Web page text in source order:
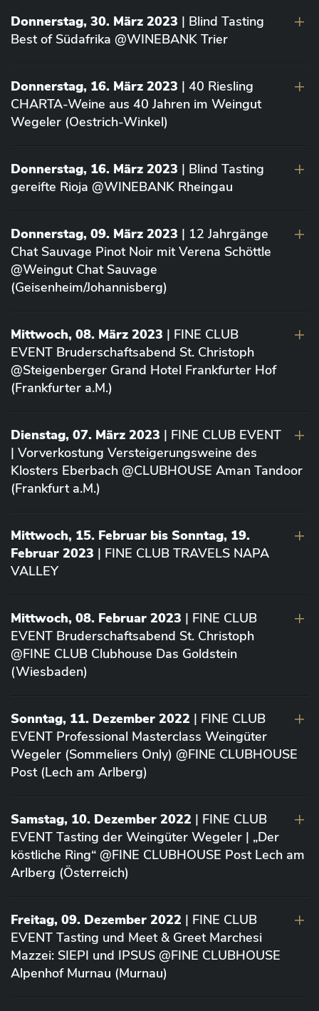
Donnerstag, 30. März 2023 | Blind Tasting
Best of Südafrika @WINEBANK Trier
Donnerstag, 16. März 2023 | 40 Riesling
CHARTA-Weine aus 40 Jahren im Weingut
Wegeler (Oestrich-Winkel)
Donnerstag, 16. März 2023 | Blind Tasting
gereifte Rioja @WINEBANK Rheingau
Donnerstag, 09. März 2023 | 12 Jahrgänge
Chat Sauvage Pinot Noir mit Verena Schöttle
@Weingut Chat Sauvage
(Geisenheim/Johannisberg)
Mittwoch, 08. März 2023 | FINE CLUB
EVENT Bruderschaftsabend St. Christoph
@Steigenberger Grand Hotel Frankfurter Hof
(Frankfurter a.M.)
Dienstag, 07. März 2023 | FINE CLUB EVENT
| Vorverkostung Versteigerungsweine des
Klosters Eberbach @CLUBHOUSE Aman Tandoor
(Frankfurt a.M.)
Mittwoch, 15. Februar bis Sonntag, 19.
Februar 2023 | FINE CLUB TRAVELS NAPA
VALLEY
Mittwoch, 08. Februar 2023 | FINE CLUB
EVENT Bruderschaftsabend St. Christoph
@FINE CLUB Clubhouse Das Goldstein
(Wiesbaden)
Sonntag, 11. Dezember 2022 | FINE CLUB
EVENT Professional Masterclass Weingüter
Wegeler (Sommeliers Only) @FINE CLUBHOUSE
Post (Lech am Arlberg)
Samstag, 10. Dezember 2022 | FINE CLUB
EVENT Tasting der Weingüter Wegeler | „Der
köstliche Ring“ @FINE CLUBHOUSE Post Lech am
Arlberg (Österreich)
Freitag, 09. Dezember 2022 | FINE CLUB
EVENT Tasting und Meet & Greet Marchesi
Mazzei: SIEPI und IPSUS @FINE CLUBHOUSE
Alpenhof Murnau (Murnau)